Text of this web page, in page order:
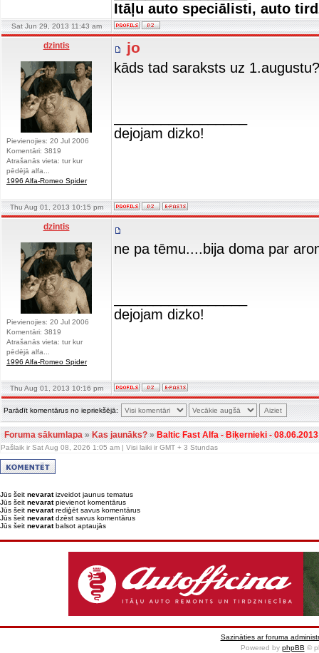
Itāļu auto speciālisti, auto
Sat Jun 29, 2013 11:43 am
dzintis
Pievienojies: 20 Jul 2006
Komentāri: 3819
Atrašanās vieta: tur kur
pēdējā alfa...
1996 Alfa-Romeo Spider
jo
kāds tad saraksts uz 1.augustu?
dejojam dizko!
Thu Aug 01, 2013 10:15 pm
dzintis
Pievienojies: 20 Jul 2006
Komentāri: 3819
Atrašanās vieta: tur kur
pēdējā alfa...
1996 Alfa-Romeo Spider
ne pa tēmu....bija doma par
dejojam dizko!
Thu Aug 01, 2013 10:16 pm
Parādīt komentārus no iepriekšējā:
Foruma sākumlapa»Kas jaunāks?»Baltic Fast Alfa - Biķernieki - 08.06.2013
Pašlaik ir Sat Aug 08, 2026 1:05 am | Visi laiki ir GMT + 3 Stundas
Jūs šeit nevaratizveidot jaunus tematus
Jūs šeit nevaratpievienot komentārus
Jūs šeit nevaratrediģēt savus komentārus
Jūs šeit nevaratdzēst savus komentārus
Jūs šeit nevaratbalsot aptaujās
Sazināties ar foruma
Powered by phpBB ©